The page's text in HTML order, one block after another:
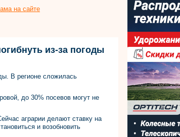
на сайте
из-за погоды
В регионе сложилась
до 30% посевов могут не
аграрии делают ставку на
и возобновить